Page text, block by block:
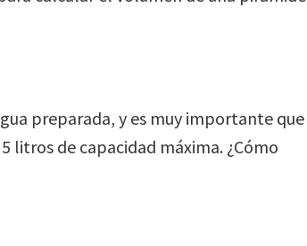
preparada, y es muy importante que
litros de capacidad máxima. ¿Cómo